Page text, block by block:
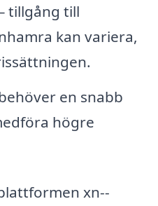
tillgång till
kan variera,
en snabb
högre
xn--